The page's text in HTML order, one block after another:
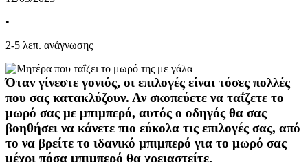
•
2-5 λεπ. ανάγνωσης
Όταν γίνεστε γονιός, οι επιλογές είναι τόσες πολλές
που σας κατακλύζουν. Αν σκοπεύετε να ταΐζετε το
μωρό σας με μπιμπερό, αυτός ο οδηγός θα σας
βοηθήσει να κάνετε πιο εύκολα τις επιλογές σας, από
το να βρείτε το ιδανικό μπιμπερό για το μωρό σας
μέχρι πόσα μπιμπερό θα χρειαστείτε.